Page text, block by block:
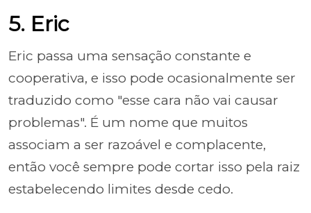
5. Eric
Eric passa uma sensação constante e
cooperativa, e isso pode ocasionalmente ser
traduzido como "esse cara não vai causar
problemas". É um nome que muitos
associam a ser razoável e complacente,
então você sempre pode cortar isso pela raiz
estabelecendo limites desde cedo.